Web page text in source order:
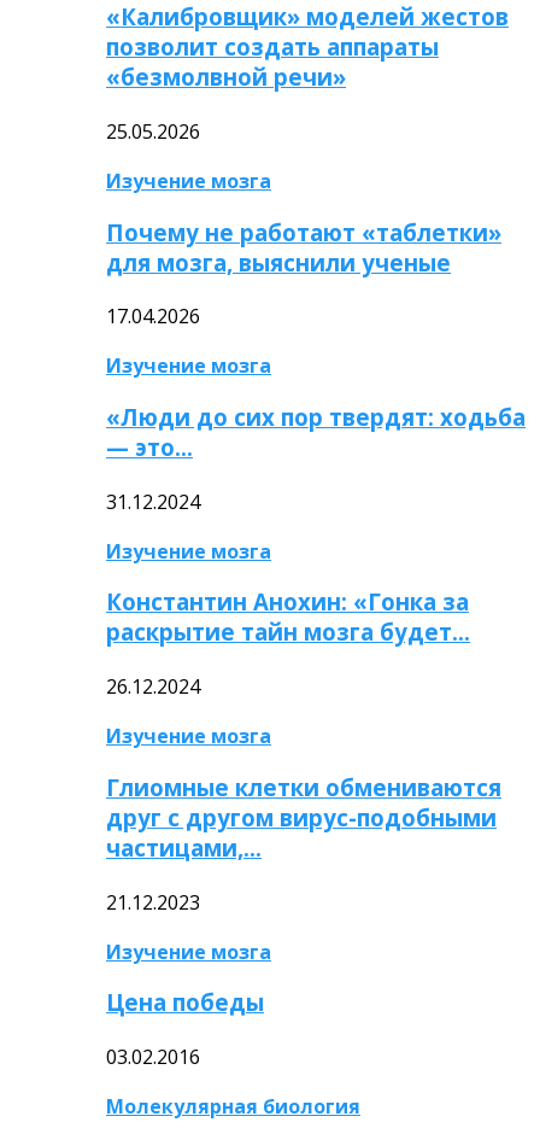
«Калибровщик» моделей жестов
позволит создать аппараты
«безмолвной речи»
25.05.2026
Изучение мозга
Почему не работают «таблетки»
для мозга, выяснили ученые
17.04.2026
Изучение мозга
«Люди до сих пор твердят: ходьба
— это…
31.12.2024
Изучение мозга
Константин Анохин: «Гонка за
раскрытие тайн мозга будет…
26.12.2024
Изучение мозга
Глиомные клетки обмениваются
друг с другом вирус-подобными
частицами,…
21.12.2023
Изучение мозга
Цена победы
03.02.2016
Молекулярная биология